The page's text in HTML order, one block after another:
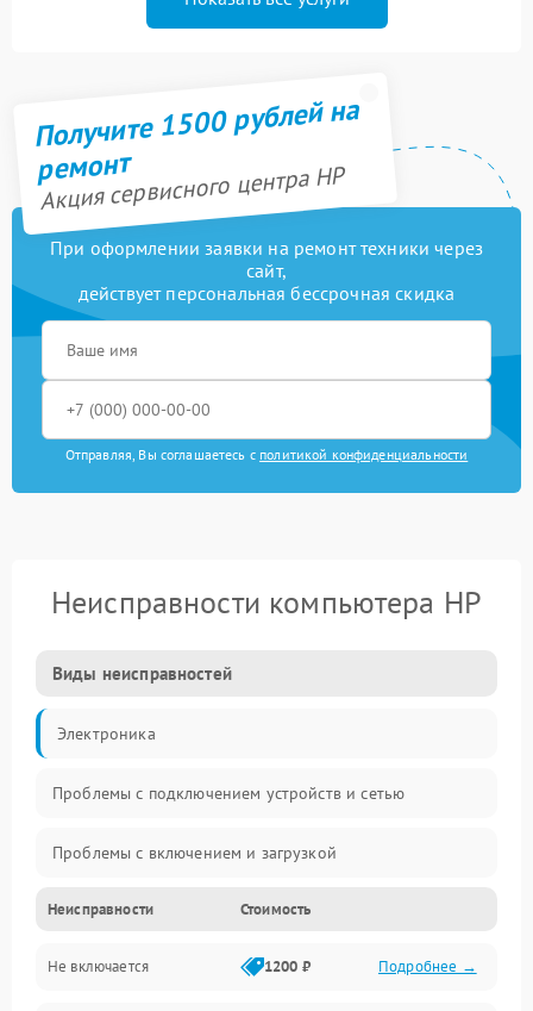
Получите 1500 рублей на
ремонт
Акция сервисного центра HP
При оформлении заявки на ремонт техники через
сайт,
действует персональная бессрочная скидка
Отправляя, Вы соглашаетесь с политикой конфиденциальности
Неисправности компьютера HP
Виды неисправностей
Электроника
Проблемы с подключением устройств и сетью
Проблемы с включением и загрузкой
Проблемы с изображением и монитором
Проблемы с производительностью и стабильностью
Неисправности Стоимость
Не включается 1200 ₽ Подробнее →